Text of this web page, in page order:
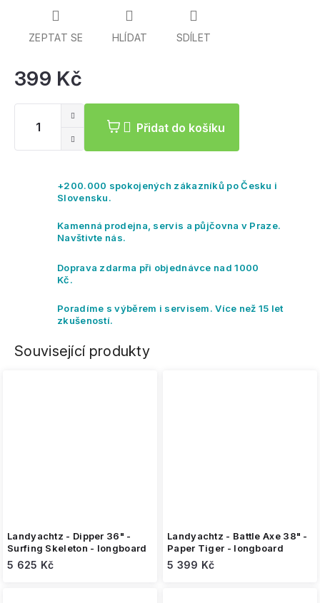
399 Kč
Přidat do košíku
ZEPTAT SE HLÍDAT SDÍLET
+200.000 spokojených zákazníků po Česku i
Slovensku.
Kamenná prodejna, servis a půjčovna v Praze.
Navštivte nás.
Doprava zdarma při objednávce nad 1000
Kč.
Poradíme s výběrem i servisem. Více než 15 let
zkušeností.
Související produkty
Landyachtz - Dipper 36" -
Surfing Skeleton - longboard
5 625 Kč
Landyachtz - Battle Axe 38" -
Paper Tiger - longboard
5 399 Kč